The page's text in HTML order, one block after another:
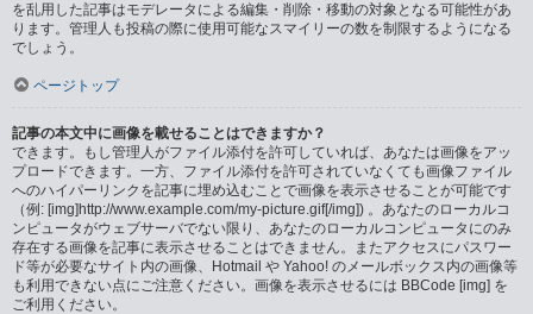
を乱用した記事はモデレータによる編集・削除・移動の対象となる可能性があ
ります。管理人も投稿の際に使用可能なスマイリーの数を制限するようになる
でしょう。
ページトップ
記事の本文中に画像を載せることはできますか？
できます。もし管理人がファイル添付を許可していれば、あなたは画像をアッ
プロードできます。一方、ファイル添付を許可されていなくても画像ファイル
へのハイパーリンクを記事に埋め込むことで画像を表示させることが可能です
（例: [img]http://www.example.com/my-picture.gif[/img]) 。あなたのローカルコ
ンピュータがウェブサーバでない限り、あなたのローカルコンピュータにのみ
存在する画像を記事に表示させることはできません。またアクセスにパスワー
ド等が必要なサイト内の画像、Hotmail や Yahoo! のメールボックス内の画像等
も利用できない点にご注意ください。画像を表示させるには BBCode [img] を
ご利用ください。